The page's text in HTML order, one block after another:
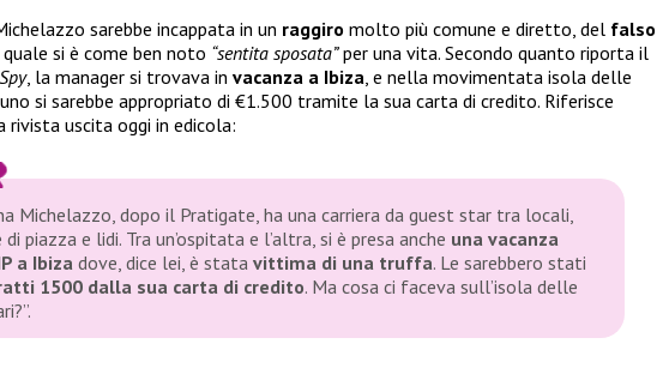
sarebbe incappata in un raggiro molto più comune e diretto, del falso
si è come ben noto “sentita sposata”per una vita. Secondo quanto riporta il
Spy, la manager si trovava in vacanza a Ibiza, e nella movimentata isola delle
si sarebbe appropriato di €1.500 tramite la sua carta di credito. Riferisce
uscita oggi in edicola:
Michelazzo, dopo il Pratigate, ha una carriera da guest star tra locali,
piazza e lidi. Tra un’ospitata e l’altra, si è presa anche una vacanza
a Ibiza dove, dice lei, è stata vittima di una truffa. Le sarebbero stati
1500 dalla sua carta di credito. Ma cosa ci faceva sull’isola delle
.